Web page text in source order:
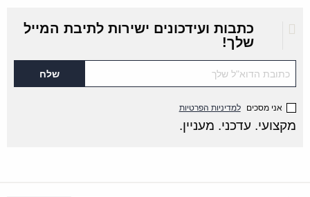
כתבות ועידכונים ישירות לתיבת המייל
שלך!
אני מסכים למדיניות הפרטיות
מקצועי. עדכני. מעניין.